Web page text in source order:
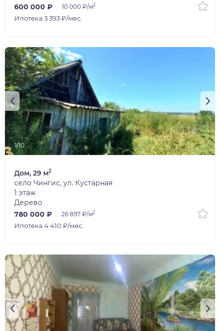
600 000 ₽
10 000 ₽/м2
Ипотека 3 393 ₽/мес.
1/10
Дом, 29 м2
село Чингис, ул. Кустарная
1 этаж
Дерево
780 000 ₽
26 897 ₽/м2
Ипотека 4 410 ₽/мес.